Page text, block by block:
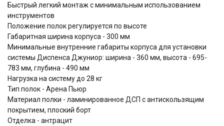
Быстрый легкий монтаж с минимальным использованием
инструментов
Положение полок регулируется по высоте
Габаритная ширина корпуса - 300 мм
Минимальные внутренние габариты корпуса для установки
системы Диспенса Джуниор: ширина - 360 мм, высота - 695-
783 мм, глубина - 490 мм
Нагрузка на систему до 28 кг
Тип полок - Арена Пьюр
Материал полки - ламинированное ДСП с антискользящим
покрытием, плоский борт
Отделка - антрацит